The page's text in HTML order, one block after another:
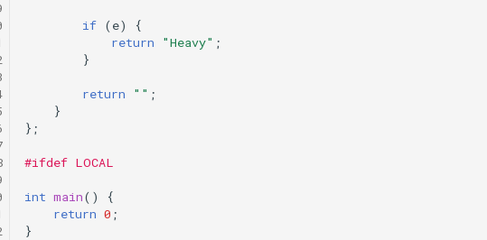
if (e)
{
return
"Heavy" ;
}
return "" ;
}
};
#ifdef LOCAL
int main()
{
return 0 ;
}